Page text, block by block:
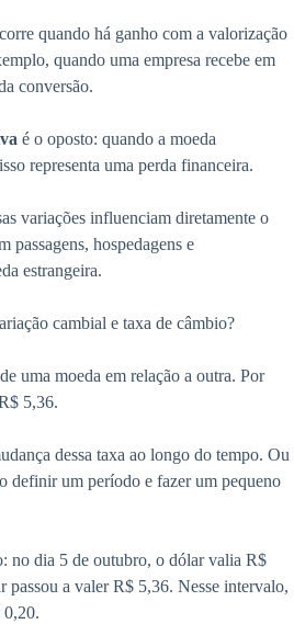
quando há ganho com a valorização
quando uma empresa recebe em
conversão.
é o oposto: quando a moeda
representa uma perda financeira.
variações influenciam diretamente o
passagens, hospedagens e
estrangeira.
cambial e taxa de câmbio?
uma moeda em relação a outra. Por
5,36.
dessa taxa ao longo do tempo. Ou
definir um período e fazer um pequeno
no dia 5 de outubro, o dólar valia R$
passou a valer R$ 5,36. Nesse intervalo,
0,20.